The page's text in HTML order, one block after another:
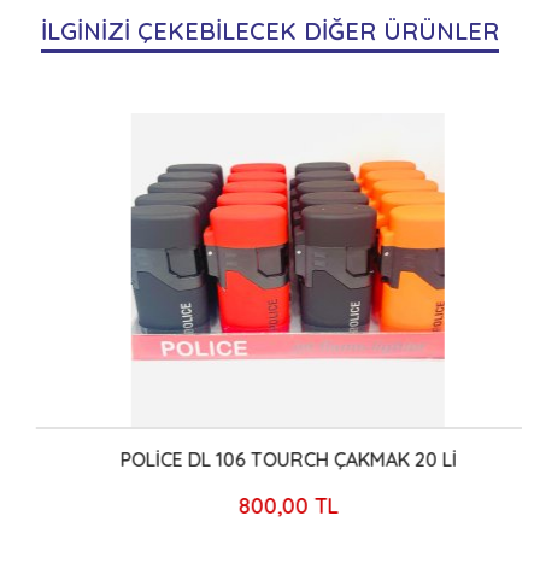
İLGİNİZİ ÇEKEBİLECEK DİĞER ÜRÜNLER
POLİCE DL 106 TOURCH ÇAKMAK 20 Lİ
800,00 TL